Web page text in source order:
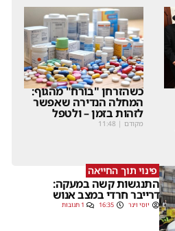
כשהזרחן "בורח" מהגוף:
המחלה הנדירה שאפשר
לזהות בזמן – ולטפל
מקודם |
11:48
פינוי תוך החייאה
התנגשות קשה במעקה:
דרייבר חרדי במצב אנוש
יוסי וינר 16:35 1 תגובות